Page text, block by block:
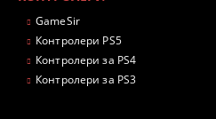
GameSir
Контролери PS5
Контролери за PS4
Контролери за PS3